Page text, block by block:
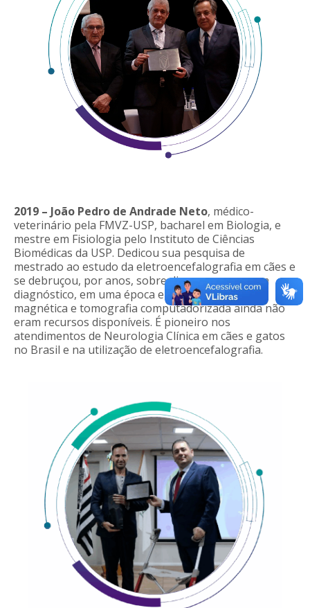
2019 – João Pedro de Andrade Neto, médico-
veterinário pela FMVZ-USP, bacharel em Biologia, e
mestre em Fisiologia pelo Instituto de Ciências
Biomédicas da USP. Dedicou sua pesquisa de
mestrado ao estudo da eletroencefalografia em cães e
se debruçou, por anos, sobre diversos casos sem
diagnóstico, em uma época em que ressonância
magnética e tomografia computadorizada ainda não
eram recursos disponíveis. É pioneiro nos
atendimentos de Neurologia Clínica em cães e gatos
no Brasil e na utilização de eletroencefalografia.